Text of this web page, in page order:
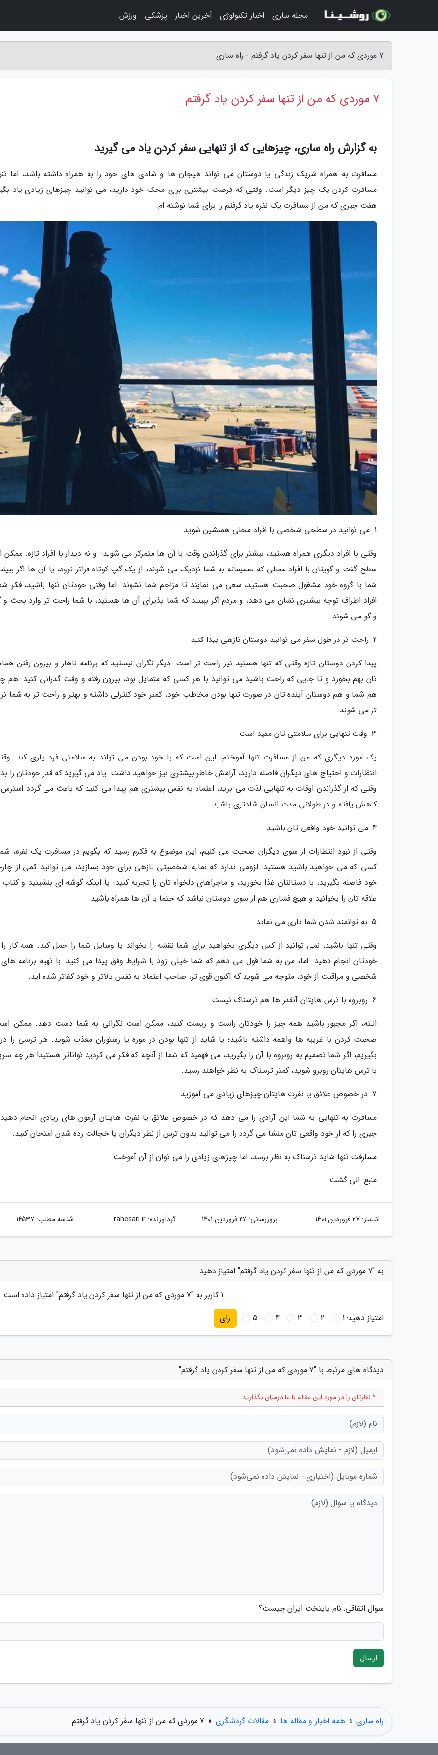
7 موردی که من از تنها سفر کردن یاد گرفتم - راه ساری
7 موردی که من از تنها سفر کردن یاد گرفتم
به گزارش راه ساری، چیزهایی که از تنهایی سفر کردن یاد می گیرید
مسافرت به همراه شریک زندگی یا دوستان می تواند هیجان ها و شادی های خود را به همراه داشته باشد، اما
مسافرت کردن یک چیز دیگر است. وقتی که فرصت بیشتری برای محک خود دارید، می توانید چیزهای زیادی یاد
هفت چیزی که من از مسافرت یک نفره یاد گرفتم را برای شما نوشته ام.
1. می توانید در سطحی شخصی با افراد محلی همنشین شوید
وقتی با افراد دیگری همراه هستید، بیشتر برای گذراندن وقت با آن ها متمرکز می شوید- و نه دیدار با افراد تازه.
سطح گفت و گویتان با افراد محلی که صمیمانه به شما نزدیک می شوند، از یک گپ کوتاه فراتر نرود، یا آن ها اگر
شما با گروه خود مشغول صحبت هستید، سعی می نمایند تا مزاحم شما نشوند. اما وقتی خودتان تنها باشید، فکر
افراد اطراف توجه بیشتری نشان می دهد، و مردم اگر ببینند که شما پذیرای آن ها هستید، با شما راحت تر وارد بحث
و گو می شوند.
2. راحت تر در طول سفر می توانید دوستان تازهی پیدا کنید
پیدا کردن دوستان تازه وقتی که تنها هستید نیز راحت تر است. دیگر نگران نیستید که برنامه ناهار و بیرون رفتن
تان بهم بخورد و تا جایی که راحت باشید می توانید با هر کسی که متمایل بود، بیرون رفته و وقت گذرانی کنید. هم
هم شما و هم دوستان آینده تان در صورت تنها بودن مخاطب خود، کمتر خود کنترلی داشته و بهتر و راحت تر به شما
تر می شوند.
3. وقت تنهایی برای سلامتی تان مفید است
یک مورد دیگری که من از مسافرت تنها آموختم، این است که با خود بودن می تواند به سلامتی فرد یاری کند.
انتظارات و احتیاج های دیگران فاصله دارید، آرامش خاطر بیشتری نیز خواهید داشت. یاد می گیرید که قدر خودتان را
وقتی که از گذراندن اوقات به تنهایی لذت می برید، اعتماد به نفس بیشتری هم پیدا می کنید که باعث می گردد
کاهش یافته و در طولانی مدت انسان شادتری باشید.
4. می توانید خود واقعی تان باشید
وقتی از نبود انتظارات از سوی دیگران صحبت می کنیم، این موضوع به فکرم رسید که بگویم در مسافرت یک نفره،
کسی که می خواهید باشید هستید. لزومی ندارد که نمایه شخصیتی تازهی برای خود بسازید، می توانید کمی از
خود فاصله بگیرید، با دستانتان غذا بخورید، و ماجراهای دلخواه تان را تجربه کنید- یا اینکه گوشه ای بنشینید و کتاب
علاقه تان را بخوانید و هیچ فشاری هم از سوی دوستان نباشد که حتما با آن ها همراه باشید
5. به توانمند شدن شما یاری می نماید
وقتی تنها باشید، نمی توانید از کس دیگری بخواهید برای شما نقشه را بخواند یا وسایل شما را حمل کند. همه کار را
خودتان انجام دهید. اما، من به شما قول می دهم که شما خیلی زود با شرایط وفق پیدا می کنید. با تهیه برنامه
شخصی و مراقبت از خود، متوجه می شوید که اکنون قوی تر، صاحب اعتماد به نفس بالاتر و خود کفاتر شده اید.
6. روبروه با ترس هایتان آنقدر ها هم ترسناک نیست
البته، اگر مجبور باشید همه چیز را خودتان راست و ریست کنید، ممکن است نگرانی به شما دست دهد. ممکن
صحبت کردن با غریبه ها واهمه داشته باشید؛ یا شاید از تنها بودن در موزه یا رستوران معذب شوید. هر ترسی را
بگیریم، اگر شما تصمیم به روبروه با آن را بگیرید، می فهمید که شما از آنچه که فکر می کردید تواناتر هستید! هر چه
با ترس هایتان روبرو شوید، کمتر ترسناک به نظر خواهند رسید.
7. در خصوص علائق یا نفرت هایتان چیزهای زیادی می آموزید
مسافرت به تنهایی به شما این آزادی را می دهد که در خصوص علائق یا نفرت هایتان آزمون های زیادی انجام
چیزی را که از خود واقعی تان منشا می گردد را می توانید بدون ترس از نظر دیگران یا خجالت زده شدن امتحان کنید.
مسارفت تنها شاید ترسناک به نظر برسد، اما چیزهای زیادی را می توان از آن آموخت.
منبع: الی گشت
انتشار: 27 فروردین 1401 بروزرسانی: 27 فروردین 1401 گردآورنده:rahesari.ir شناسه مطلب: 14537
به "7 موردی که من از تنها سفر کردن یاد گرفتم" امتیاز دهید
1 کاربر به "7 موردی که من از تنها سفر کردن یاد گرفتم " امتیاز داده است
امتیاز دهید:1
2
3
4
5 رای
دیدگاه های مرتبط با "7 موردی که من از تنها سفر کردن یاد گرفتم"
* نظرتان را در مورد این مقاله با ما درمیان بگذارید
سوال اتفاقی: نام پایتخت ایران چیست؟
ارسال
راه ساری » همه اخبار و مقاله ها » مقالات گردشگری » 7 موردی که من از تنها سفر کردن یاد گرفتم
مجله ساری اخبار تکنولوژی آخرین اخبار پزشکی ورزش